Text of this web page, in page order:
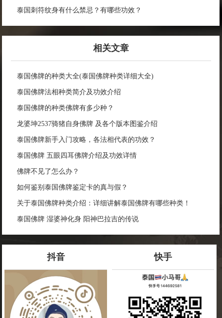
泰国刺符纹身有什么禁忌？有哪些功效？
相关文章
泰国佛牌的种类大全(泰国佛牌种类详细大全)
泰国佛牌法相种类简介及功效介绍
泰国佛牌的种类佛牌有多少种？
龙婆坤2537骑猪自身佛牌 及各个版本图鉴介绍
泰国佛牌新手入门攻略，各法相代表的功效？
泰国佛牌 五眼四耳佛牌介绍及功效详情
佛牌不见了怎么办？
如何鉴别泰国佛牌鉴定卡的真与假？
关于泰国佛牌种类介绍：详细讲解泰国佛牌有哪些种类！
泰国佛牌 湿婆神化身 阳神巴拉吉的传说
抖音 快手